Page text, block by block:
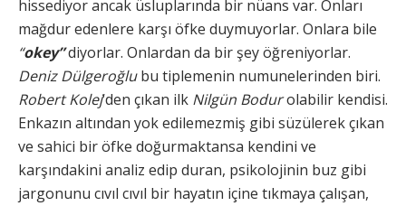
hissediyor ancak üsluplarında bir nüans var. Onları
mağdur edenlere karşı öfke duymuyorlar. Onlara bile
“okey”diyorlar. Onlardan da bir şey öğreniyorlar.
Deniz Dülgeroğlubu tiplemenin numunelerinden biri.
Robert Kolej‘den çıkan ilk Nilgün Bodurolabilir kendisi.
Enkazın altından yok edilemezmiş gibi süzülerek çıkan
ve sahici bir öfke doğurmaktansa kendini ve
karşındakini analiz edip duran, psikolojinin buz gibi
jargonunu cıvıl cıvıl bir hayatın içine tıkmaya çalışan,